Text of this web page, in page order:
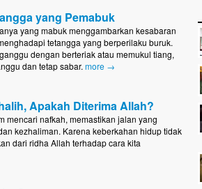
yang Pemabuk
yang mabuk menggambarkan kesabaran
tetangga yang berperilaku buruk.
dengan berteriak atau memukul tiang,
dan tetap sabar. more →
Apakah Diterima Allah?
mencari nafkah, memastikan jalan yang
kezhaliman. Karena keberkahan hidup tidak
dari ridha Allah terhadap cara kita